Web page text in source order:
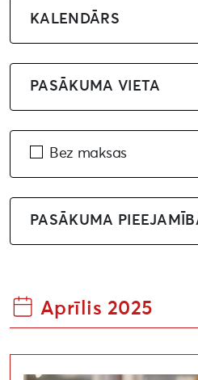
KALENDĀRS
PASĀKUMA VIETA
Bez maksas
PASĀKUMA
Aprīlis 2025